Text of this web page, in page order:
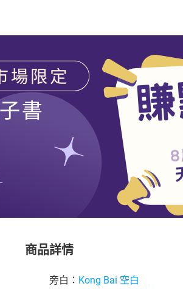
商品詳情
旁白： Kong Bai 空白